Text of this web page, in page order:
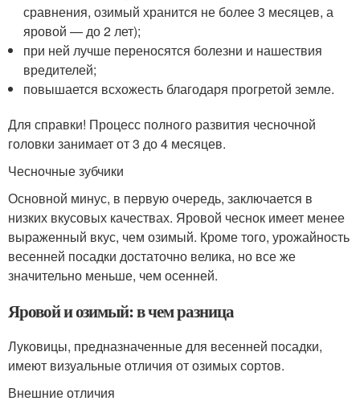
сравнения, озимый хранится не более 3 месяцев, а
яровой — до 2 лет);
при ней лучше переносятся болезни и нашествия
вредителей;
повышается всхожесть благодаря прогретой земле.
Для справки! Процесс полного развития чесночной
головки занимает от 3 до 4 месяцев.
Чесночные зубчики
Основной минус, в первую очередь, заключается в
низких вкусовых качествах. Яровой чеснок имеет менее
выраженный вкус, чем озимый. Кроме того, урожайность
весенней посадки достаточно велика, но все же
значительно меньше, чем осенней.
Яровой и озимый: в чем разница
Луковицы, предназначенные для весенней посадки,
имеют визуальные отличия от озимых сортов.
Внешние отличия